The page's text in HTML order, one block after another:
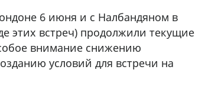
6 июня и с Налбандяном в
этих встреч) продолжили текущие
внимание снижению
условий для встречи на